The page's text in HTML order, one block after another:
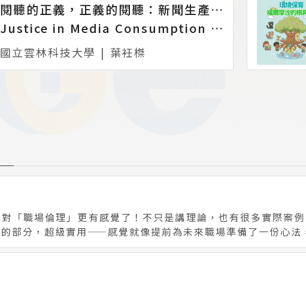
閱聽的正義，正義的閱聽：新聞生產與輿情模擬
Justice in Media Consumption and Production: News Production and Public Opinion Simulation
國立雲林科技大學 | 葉衽榤
「職場倫理」更有感覺了！不只是講理論，也有很多實際案
部分，超級實用——感覺就像提前為未來職場準備了一份心法